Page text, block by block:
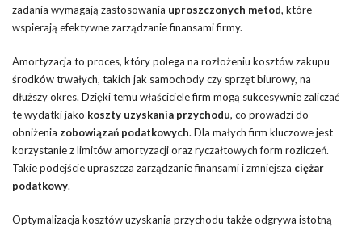
zadania wymagają zastosowania uproszczonych metod, które
wspierają efektywne zarządzanie finansami firmy.
Amortyzacja to proces, który polega na rozłożeniu kosztów zakupu
środków trwałych, takich jak samochody czy sprzęt biurowy, na
dłuższy okres. Dzięki temu właściciele firm mogą sukcesywnie zaliczać
te wydatki jako koszty uzyskania przychodu, co prowadzi do
obniżenia zobowiązań podatkowych. Dla małych firm kluczowe jest
korzystanie z limitów amortyzacji oraz ryczałtowych form rozliczeń.
Takie podejście upraszcza zarządzanie finansami i zmniejsza ciężar
podatkowy.
Optymalizacja kosztów uzyskania przychodu także odgrywa istotną